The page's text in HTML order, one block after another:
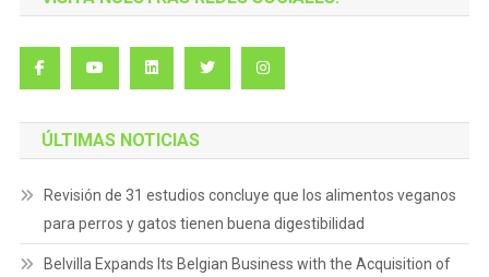
ÚLTIMAS NOTICIAS
Revisión de 31 estudios concluye que los alimentos veganos
para perros y gatos tienen buena digestibilidad
Belvilla Expands Its Belgian Business with the Acquisition of